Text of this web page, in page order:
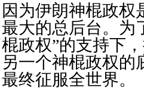
因为伊朗神棍政权
最大的总后台。为
棍政权”的支持下
另一个神棍政权的
最终征服全世界。